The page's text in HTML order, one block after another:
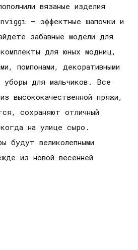
вязаные изделия
— эффектные шапочки и
забавные модели для
для юных модниц,
помпонами, декоративными
уборы для мальчиков. Все
высококачественной пряжи,
сохраняют отличный
на улице сыро.
будут великолепными
из новой весенней